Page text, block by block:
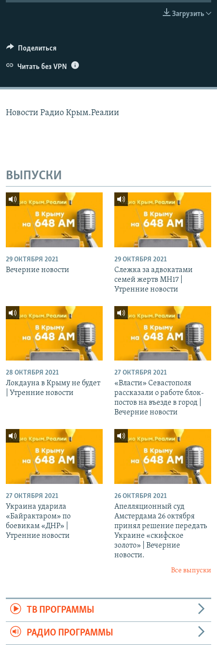
ELIFBE
УКРАИНСКАЯ ПРОБЛЕМА КРЫМА
Загрузить
Поделиться
Читать без VPN
Новости Радио Крым.Реалии
ВЫПУСКИ
29 ОКТЯБРЯ 2021
Вечерние новости
29 ОКТЯБРЯ 2021
Слежка за адвокатами
семей жертв МН17 |
Утренние новости
28 ОКТЯБРЯ 2021
Локдауна в Крыму не будет
| Утренние новости
27 ОКТЯБРЯ 2021
«Власти» Севастополя
рассказали о работе блок-
постов на въезде в город |
Вечерние новости
27 ОКТЯБРЯ 2021
Украина ударила
«Байрактаром» по
боевикам «ДНР» |
Утренние новости
26 ОКТЯБРЯ 2021
Апелляционный суд
Амстердама 26 октября
принял решение передать
Украине «скифское
золото» | Вечерние
новости.
Все выпуски
ТВ ПРОГРАММЫ
РАДИО ПРОГРАММЫ